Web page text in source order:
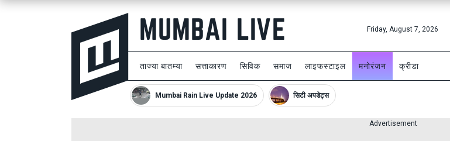
Friday, August 7, 2026
ताज्या बातम्या सत्ताकारण सिविक समाज लाइफस्टाइल मनोरंजन क्रीडा
Mumbai Rain Live Update 2026 सिटी अपडेट्स
Advertisement